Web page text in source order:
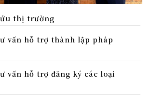
thị trường
vấn hỗ trợ thành lập pháp
vấn hỗ trợ đăng ký các loại